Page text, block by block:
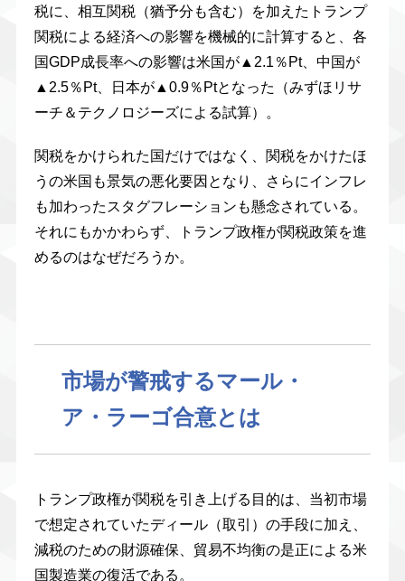
税に、相互関税（猶予分も含む）を加えたトランプ
関税による経済への影響を機械的に計算すると、各
国GDP成長率への影響は米国が▲2.1％Pt、中国が
▲2.5％Pt、日本が▲0.9％Ptとなった（みずほリサ
ーチ＆テクノロジーズによる試算）。
関税をかけられた国だけではなく、関税をかけたほ
うの米国も景気の悪化要因となり、さらにインフレ
も加わったスタグフレーションも懸念されている。
それにもかかわらず、トランプ政権が関税政策を進
めるのはなぜだろうか。
市場が警戒するマール・
ア・ラーゴ合意とは
トランプ政権が関税を引き上げる目的は、当初市場
で想定されていたディール（取引）の手段に加え、
減税のための財源確保、貿易不均衡の是正による米
国製造業の復活である。